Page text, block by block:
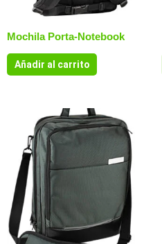
Mochila Porta-Notebook
Añadir al carrito